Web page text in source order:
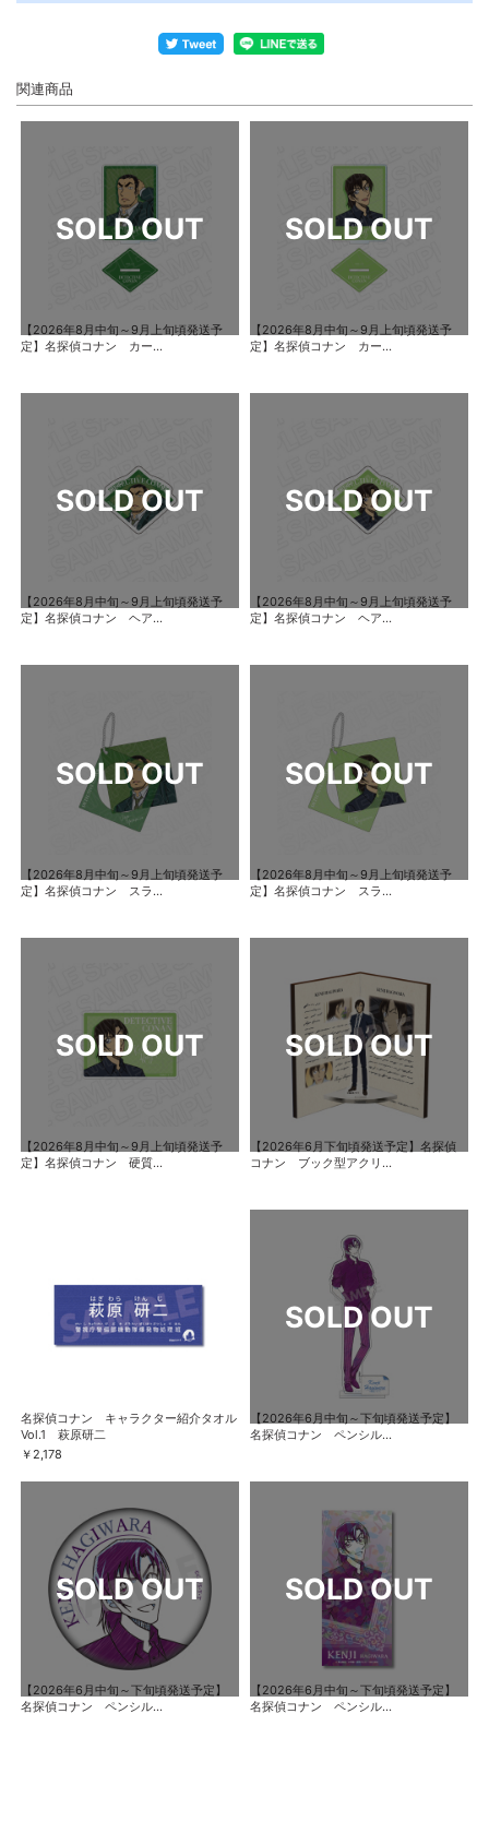
関連商品
【2026年8月中旬～9月上旬頃発送予
定】名探偵コナン カー...
【2026年8月中旬～9月上旬頃発送予
定】名探偵コナン カー...
【2026年8月中旬～9月上旬頃発送予
定】名探偵コナン ヘア...
【2026年8月中旬～9月上旬頃発送予
定】名探偵コナン ヘア...
【2026年8月中旬～9月上旬頃発送予
定】名探偵コナン スラ...
【2026年8月中旬～9月上旬頃発送予
定】名探偵コナン スラ...
【2026年8月中旬～9月上旬頃発送予
定】名探偵コナン 硬質...
【2026年6月下旬頃発送予定】名探偵
コナン ブック型アクリ...
名探偵コナン キャラクター紹介タオル
Vol.1 萩原研二
￥2,178
【2026年6月中旬～下旬頃発送予定】
名探偵コナン ペンシル...
【2026年6月中旬～下旬頃発送予定】
名探偵コナン ペンシル...
【2026年6月中旬～下旬頃発送予定】
名探偵コナン ペンシル...